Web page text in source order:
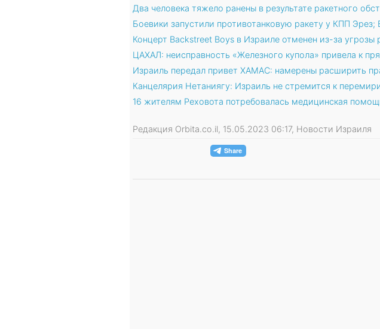
Два человека тяжело ранены в результате ракетного
Боевики запустили противотанковую ракету у КПП Эрез;
Концерт Backstreet Boys в Израиле отменен из-за угрозы
ЦАХАЛ: неисправность «Железного купола» привела к
Израиль передал привет ХАМАС: намерены расширить
Канцелярия Нетаниягу: Израиль не стремится к
16 жителям Реховота потребовалась медицинская
Редакция Orbita.co.il, 15.05.2023 06:17, Новости Израиля